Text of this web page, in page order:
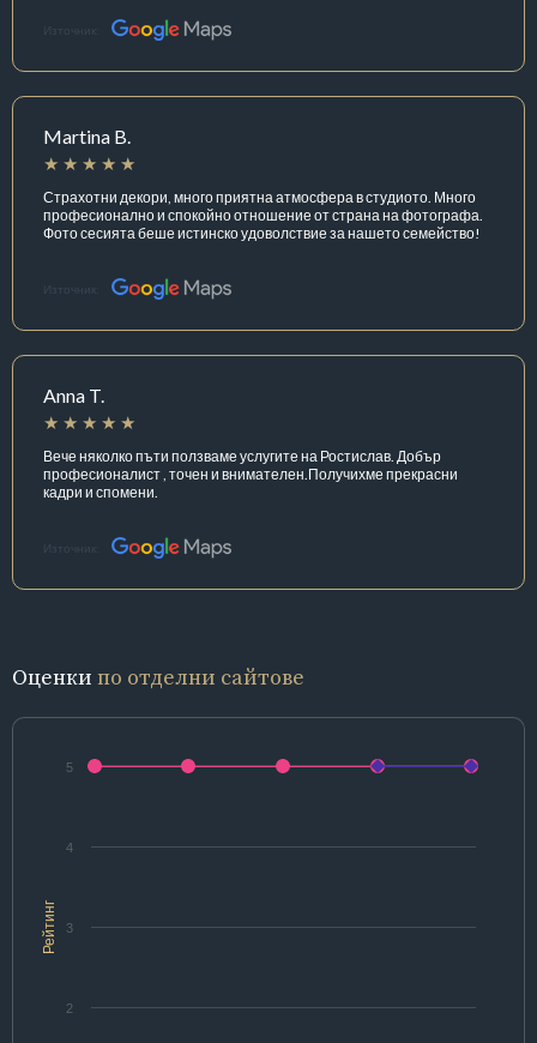
Източник:
Martina B.
Страхотни декори, много приятна атмосфера в студиото. Много
професионално и спокойно отношение от страна на фотографа.
Фото сесията беше истинско удоволствие за нашето семейство!
Източник:
Anna T.
Вече няколко пъти ползваме услугите на Ростислав. Добър
професионалист , точен и внимателен.Получихме прекрасни
кадри и спомени.
Източник:
Оценки по отделни сайтове
Рейтинг
2
3
4
5